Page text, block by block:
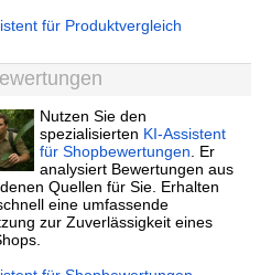
für Produktvergleich
Nutzen Sie den
spezialisierten KI-Assistent
für Shopbewertungen . Er
analysiert Bewertungen aus
Quellen für Sie. Erhalten
eine umfassende
zur Zuverlässigkeit eines